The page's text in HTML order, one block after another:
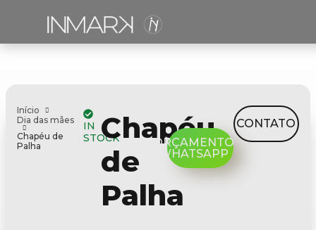
Início
Dia das mães
Chapéu de
Palha
IN
STOCKChapéu
de
Palha
ORÇAMENTO
WHATSAPP
CONTATO